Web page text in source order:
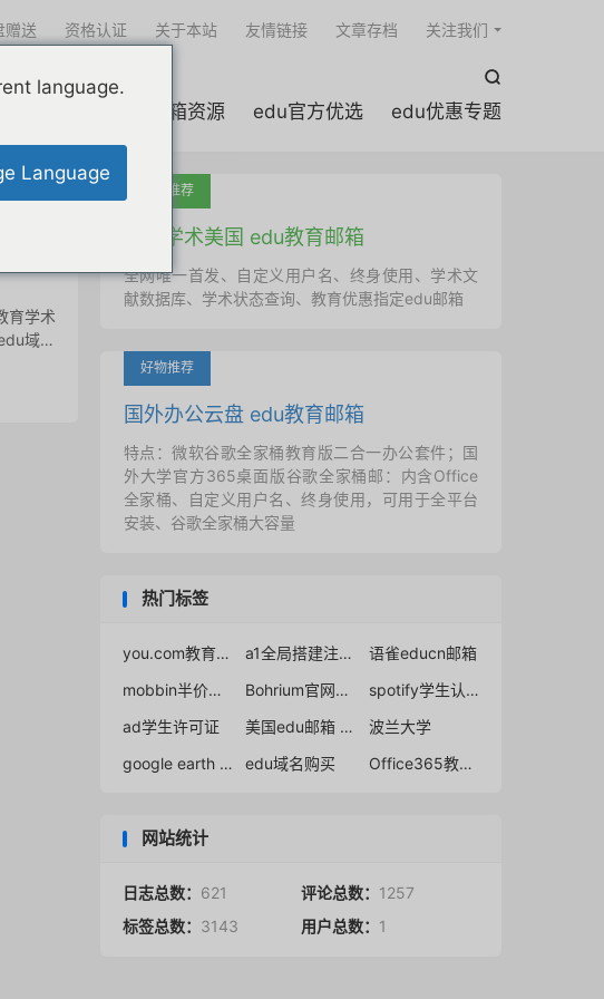

edu邮箱资源 edu官方优选 edu优惠专题
赠送 资格认证 关于本站 友情链接 文章存档 关注我们
育学术
域名
吐血推荐
国外学术美国 edu教育邮箱
全网唯一首发、自定义用户名、终身使用、学术文
献数据库、学术状态查询、教育优惠指定edu邮箱
好物推荐
国外办公云盘 edu教育邮箱
特点：微软谷歌全家桶教育版二合一办公套件；国
外大学官方365桌面版谷歌全家桶邮：内含Office
全家桶、自定义用户名、终身使用，可用于全平台
安装、谷歌全家桶大容量
热门标签
you.com教育计划 a1全局搭建注册申请
语雀educn邮箱
mobbin半价教育折扣
Bohrium官网入口
spotify学生认证不成功解决办法教程
ad学生许可证
美国edu邮箱 Office365
波兰大学
google earth engine账号申请不通过官方解决网站
edu域名购买 Office365教育版免费申请
网站统计
日志总数： 621 评论总数： 1257
标签总数： 3143 用户总数： 1
language.
Language